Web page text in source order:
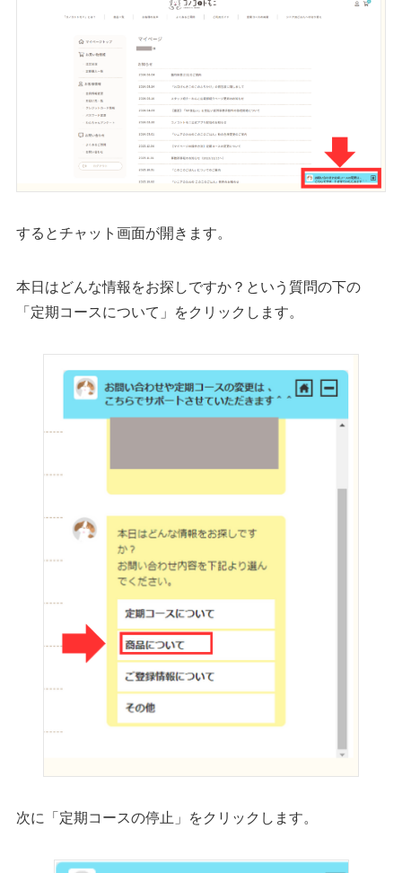
するとチャット画面が開きます。
本日はどんな情報をお探しですか？という質問の下の
「定期コースについて」をクリックします。
次に「定期コースの停止」をクリックします。